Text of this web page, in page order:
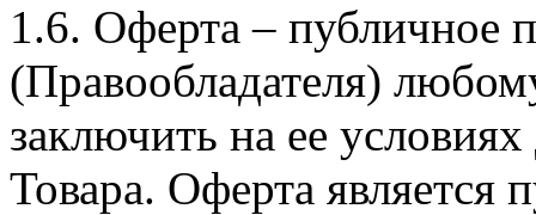
1.6. Оферта – публичное
(Правообладателя)
заключить на ее
Товара. Оферта является